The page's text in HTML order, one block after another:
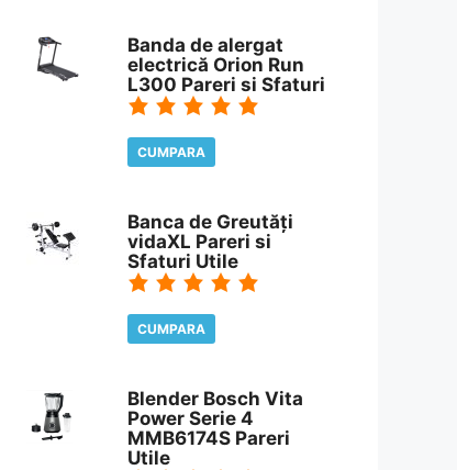
Banda de alergat
electrică Orion Run
L300 Pareri si Sfaturi
CUMPARA
Banca de Greutăți
vidaXL Pareri si
Sfaturi Utile
CUMPARA
Blender Bosch Vita
Power Serie 4
MMB6174S Pareri
Utile